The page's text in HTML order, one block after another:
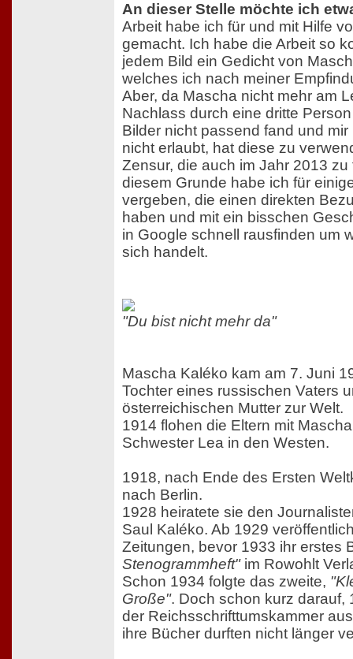
An dieser Stelle möchte ich
Arbeit habe ich für und mit Hilfe
gemacht. Ich habe die Arbeit so
jedem Bild ein Gedicht von
welches ich nach meiner
Aber, da Mascha nicht mehr am
Nachlass durch eine dritte
Bilder nicht passend fand und
nicht erlaubt, hat diese zu
Zensur, die auch im Jahr 2013 zu
diesem Grunde habe ich für
vergeben, die einen direkten
haben und mit ein bisschen
in Google schnell rausfinden um
sich handelt.
"Du bist nicht mehr da"
Mascha Kaléko kam am 7. Juni
Tochter eines russischen Vaters
österreichischen Mutter zur Welt.
1914 flohen die Eltern mit
Schwester Lea in den Westen.
1918, nach Ende des Ersten
nach Berlin.
1928 heiratete sie den
Saul Kaléko. Ab 1929
Zeitungen, bevor 1933 ihr erstes
Stenogrammheft"im Rowohlt
Schon 1934 folgte das zweite,
Große". Doch schon kurz darauf,
der Reichsschrifttumskammer
ihre Bücher durften nicht länger